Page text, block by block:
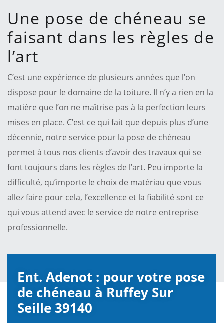
Une pose de chéneau se
faisant dans les règles de
l’art
C’est une expérience de plusieurs années que l’on
dispose pour le domaine de la toiture. Il n’y a rien en la
matière que l’on ne maîtrise pas à la perfection leurs
mises en place. C’est ce qui fait que depuis plus d’une
décennie, notre service pour la pose de chéneau
permet à tous nos clients d’avoir des travaux qui se
font toujours dans les règles de l’art. Peu importe la
difficulté, qu’importe le choix de matériau que vous
allez faire pour cela, l’excellence et la fiabilité sont ce
qui vous attend avec le service de notre entreprise
professionnelle.
Ent. Adenot : pour votre pose
de chéneau à Ruffey Sur
Seille 39140